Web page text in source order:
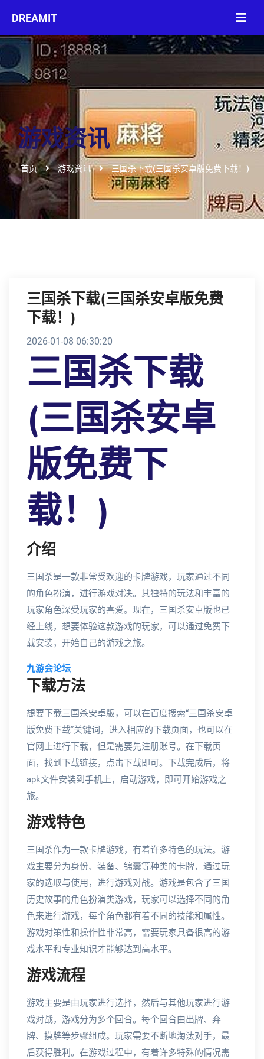
游戏资讯
首页 游戏资讯 三国杀下载(三国杀安卓版免费下载！)
三国杀下载(三国杀安卓版免费
下载！)
2026-01-08 06:30:20
三国杀下载
(三国杀安卓
版免费下
载！)
介绍
三国杀是一款非常受欢迎的卡牌游戏，玩家通过不同
的角色扮演，进行游戏对决。其独特的玩法和丰富的
玩家角色深受玩家的喜爱。现在，三国杀安卓版也已
经上线，想要体验这款游戏的玩家，可以通过免费下
载安装，开始自己的游戏之旅。
九游会论坛
下载方法
想要下载三国杀安卓版，可以在百度搜索“三国杀安卓
版免费下载”关键词，进入相应的下载页面，也可以在
官网上进行下载，但是需要先注册账号。在下载页
面，找到下载链接，点击下载即可。下载完成后，将
apk文件安装到手机上，启动游戏，即可开始游戏之
旅。
游戏特色
三国杀作为一款卡牌游戏，有着许多特色的玩法。游
戏主要分为身份、装备、锦囊等种类的卡牌，通过玩
家的选取与使用，进行游戏对战。游戏是包含了三国
历史故事的角色扮演类游戏，玩家可以选择不同的角
色来进行游戏，每个角色都有着不同的技能和属性。
游戏对策性和操作性非常高，需要玩家具备很高的游
戏水平和专业知识才能够达到高水平。
游戏流程
游戏主要是由玩家进行选择，然后与其他玩家进行游
戏对战，游戏分为多个回合。每个回合由出牌、弃
牌、摸牌等步骤组成。玩家需要不断地淘汰对手，最
后获得胜利。在游戏过程中，有着许多特殊的情况需